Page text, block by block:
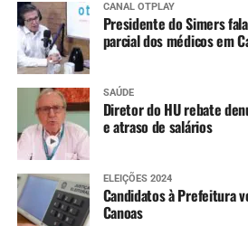
CANAL OTPLAY
Presidente do Simers
parcial dos médicos em
SAÚDE
Diretor do HU rebate
e atraso de salários
ELEIÇÕES 2024
Candidatos à Prefeitura
Canoas